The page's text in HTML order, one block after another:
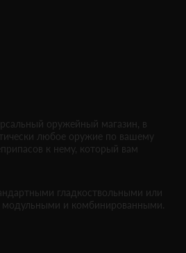
оружейный магазин, в
любое оружие по вашему
к нему, который вам
гладкоствольными или
и комбинированными.